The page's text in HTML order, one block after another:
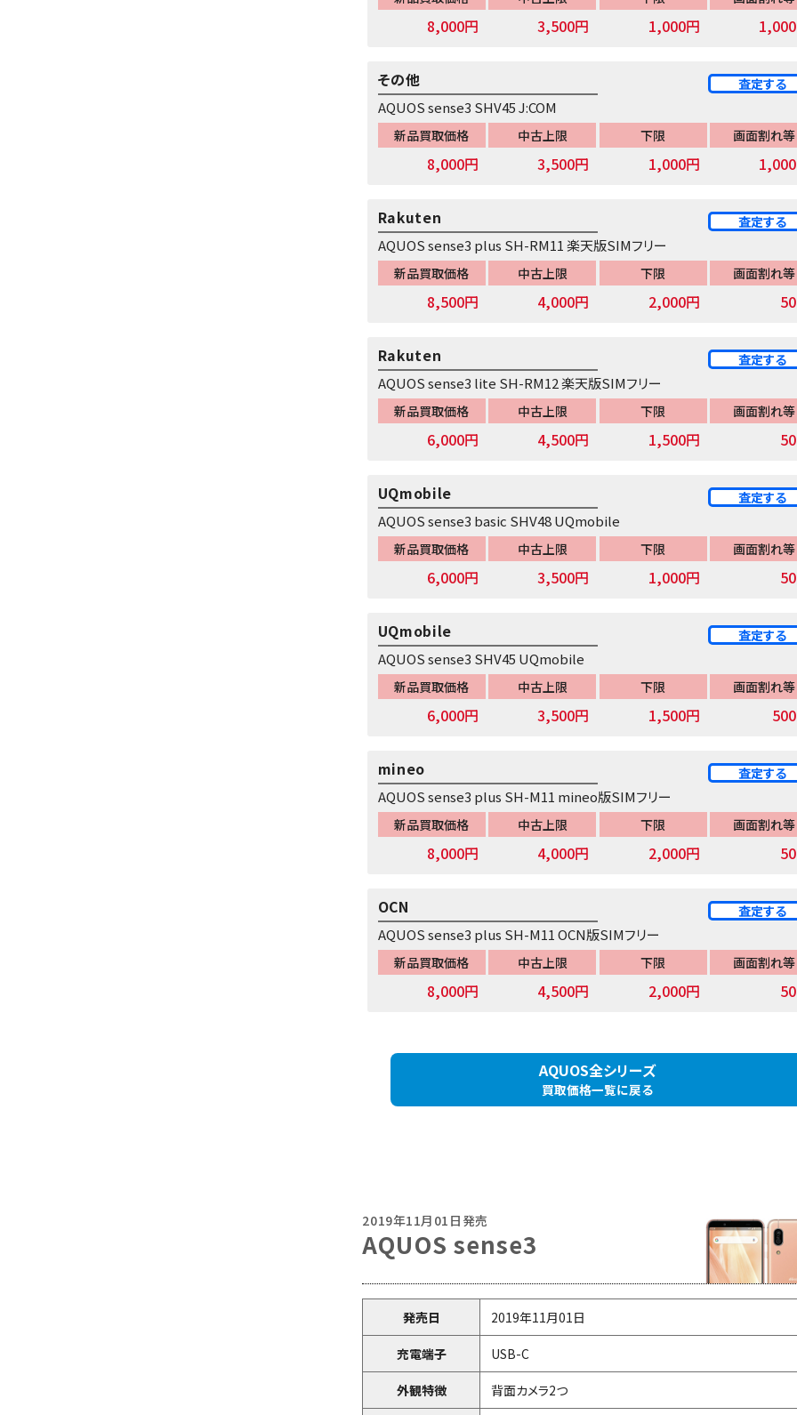
8,000円 3,500円 1,000円
AQUOS sense3 SHV45 J:COM
その他 査定する
新品買取価格
8,000円
中古上限
3,500円
下限
1,000円
画面割れ等
AQUOS sense3 plus SH-RM11 楽天版SIMフリー
Rakuten 査定する
新品買取価格
8,500円
中古上限
4,000円
下限
2,000円
画面割れ等
AQUOS sense3 lite SH-RM12 楽天版SIMフリー
Rakuten 査定する
新品買取価格
6,000円
中古上限
4,500円
下限
1,500円
画面割れ等
AQUOS sense3 basic SHV48 UQmobile
UQmobile 査定する
新品買取価格
6,000円
中古上限
3,500円
下限
1,000円
画面割れ等
AQUOS sense3 SHV45 UQmobile
UQmobile 査定する
新品買取価格
6,000円
中古上限
3,500円
下限
1,500円
画面割れ等
AQUOS sense3 plus SH-M11 mineo版SIMフリー
mineo 査定する
新品買取価格
8,000円
中古上限
4,000円
下限
2,000円
画面割れ等
AQUOS sense3 plus SH-M11 OCN版SIMフリー
OCN 査定する
新品買取価格
8,000円
中古上限
4,500円
下限
2,000円
画面割れ等
AQUOS全シリーズ
買取価格一覧に戻る
2019年11月01日発売
AQUOS sense3
発売日 2019年11月01日
充電端子 USB-C
外観特徴 背面カメラ2つ